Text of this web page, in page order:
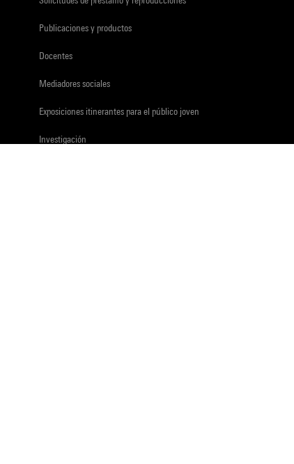
Publicaciones y productos
Docentes
Mediadores sociales
Exposiciones itinerantes para el público joven
Investigación